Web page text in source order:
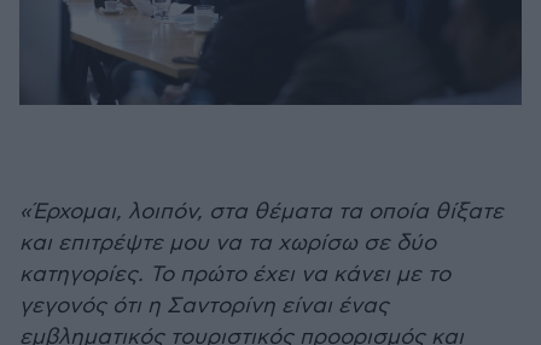
«Έρχομαι, λοιπόν, στα θέματα τα οποία θίξατε
και επιτρέψτε μου να τα χωρίσω σε δύο
κατηγορίες. Το πρώτο έχει να κάνει με το
γεγονός ότι η Σαντορίνη είναι ένας
εμβληματικός τουριστικός προορισμός και